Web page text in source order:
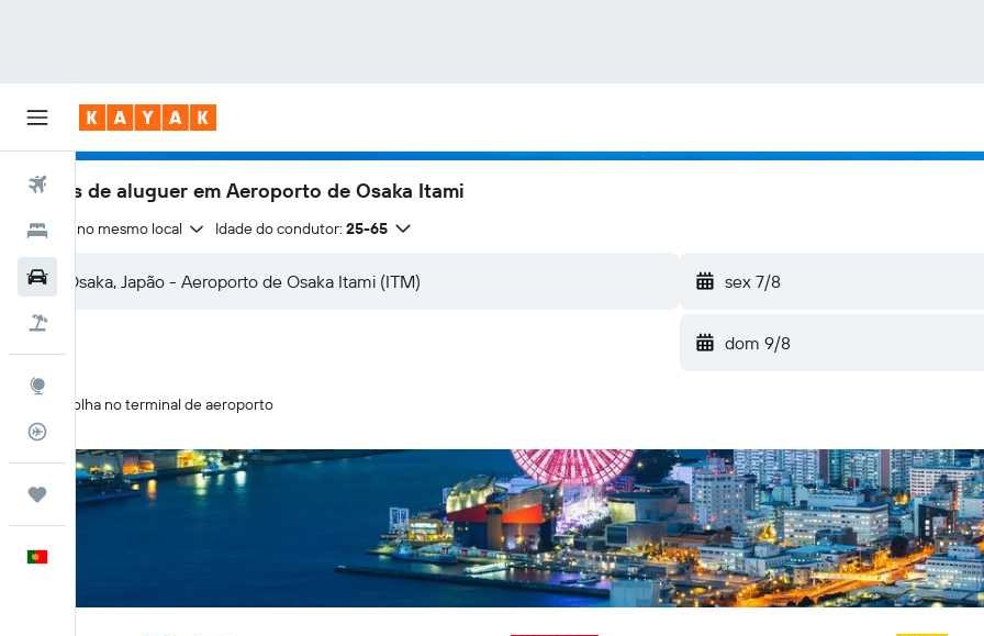
Voos
Hotéis
Carros
Trips
Carros de aluguer em Aeroporto de Osaka Itami
Entrega no mesmo local Idade do condutor: 25-65
sex 7/8
dom 9/8
Recolha no terminal de aeroporto